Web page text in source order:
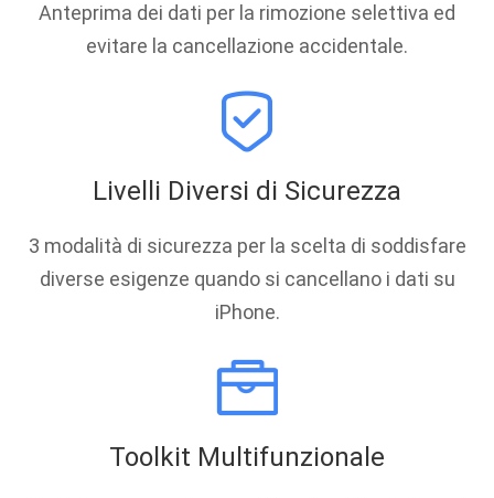
Anteprima dei dati per la rimozione selettiva ed
evitare la cancellazione accidentale.
Livelli Diversi di Sicurezza
3 modalità di sicurezza per la scelta di soddisfare
diverse esigenze quando si cancellano i dati su
iPhone.
Toolkit Multifunzionale